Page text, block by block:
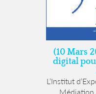
(10 Mars
digital
L’Institut